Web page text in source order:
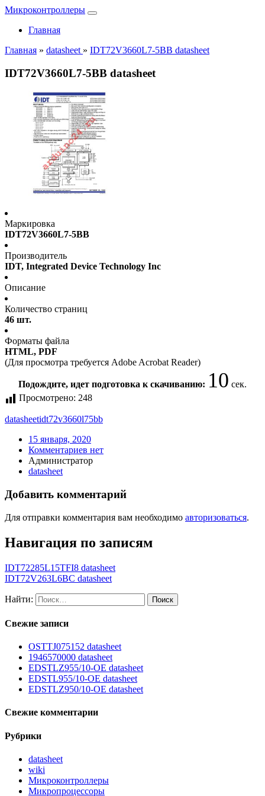
Микроконтроллеры
Главная
Главная » datasheet » IDT72V3660L7-5BB datasheet
IDT72V3660L7-5BB datasheet
Маркировка
IDT72V3660L7-5BB
Производитель
IDT, Integrated Device Technology Inc
Описание
Количество страниц
46 шт.
Форматы файла
HTML, PDF
(Для просмотра требуется Adobe Acrobat Reader)
Подождите, идет подготовка к скачиванию: 10 сек.
Просмотрено: 248
datasheetidt72v3660l75bb
15 января, 2020
Комментариев нет
Администратор
datasheet
Добавить комментарий
Для отправки комментария вам необходимо авторизоваться.
Навигация по записям
IDT72285L15TFI8 datasheet
IDT72V263L6BC datasheet
Найти:
Свежие записи
OSTTJ075152 datasheet
1946570000 datasheet
EDSTLZ955/10-OE datasheet
EDSTL955/10-OE datasheet
EDSTLZ950/10-OE datasheet
Свежие комментарии
Рубрики
datasheet
wiki
Микроконтроллеры
Микропроцессоры